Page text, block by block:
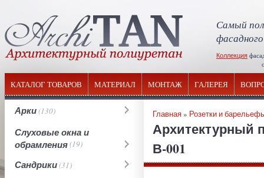
Самый
Коллекция
КАТАЛОГ ТОВАРОВ МАТЕРИАЛ МОНТАЖ ГАЛЕРЕЯ
Арки(130)
Слуховые окна и
обрамления(19)
Сандрики(31)
Главная» Розетки и
Архитектурный
В-001